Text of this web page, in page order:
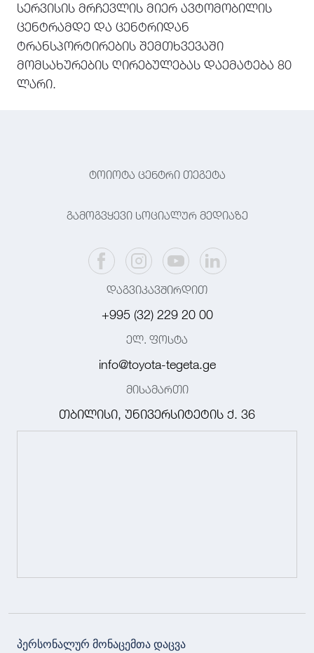
სერვისის მრჩევლის მიერ ავტომობილის
ცენტრამდე და ცენტრიდან
ტრანსპორტირების შემთხვევაში
მომსახურების ღირებულებას დაემატება 80
ლარი.
ტოიოტა ცენტრი თეგეტა
გამოგვყევი სოციალურ მედიაზე
დაგვიკავშირდით
+995 (32) 229 20 00
ელ. ფოსტა
info@toyota-tegeta.ge
მისამართი
თბილისი, უნივერსიტეტის ქ. 36
პერსონალურ მონაცემთა დაცვა